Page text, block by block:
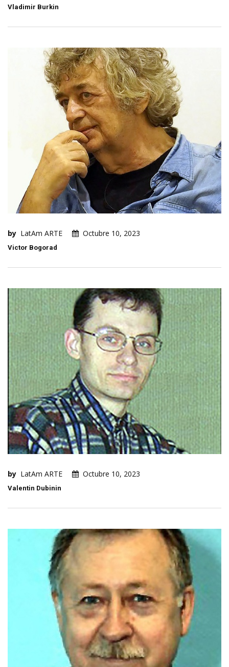
Vladimir Burkin
by LatAm ARTE Octubre 10, 2023
Victor Bogorad
by LatAm ARTE Octubre 10, 2023
Valentin Dubinin